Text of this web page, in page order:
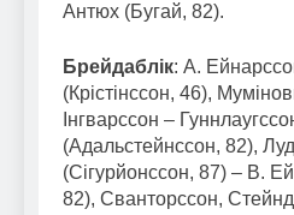
Антюх (Бугай, 82).
Брейдаблік: А.
(Крістінссон, 46),
Інгварссон –
(Адальстейнссон, 82),
(Сігурйонссон, 87) – В.
82), Сванторссон,